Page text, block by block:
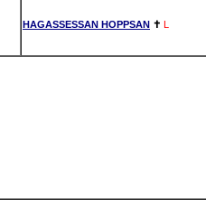
HAGASSESSAN HOPPSAN ✝ L